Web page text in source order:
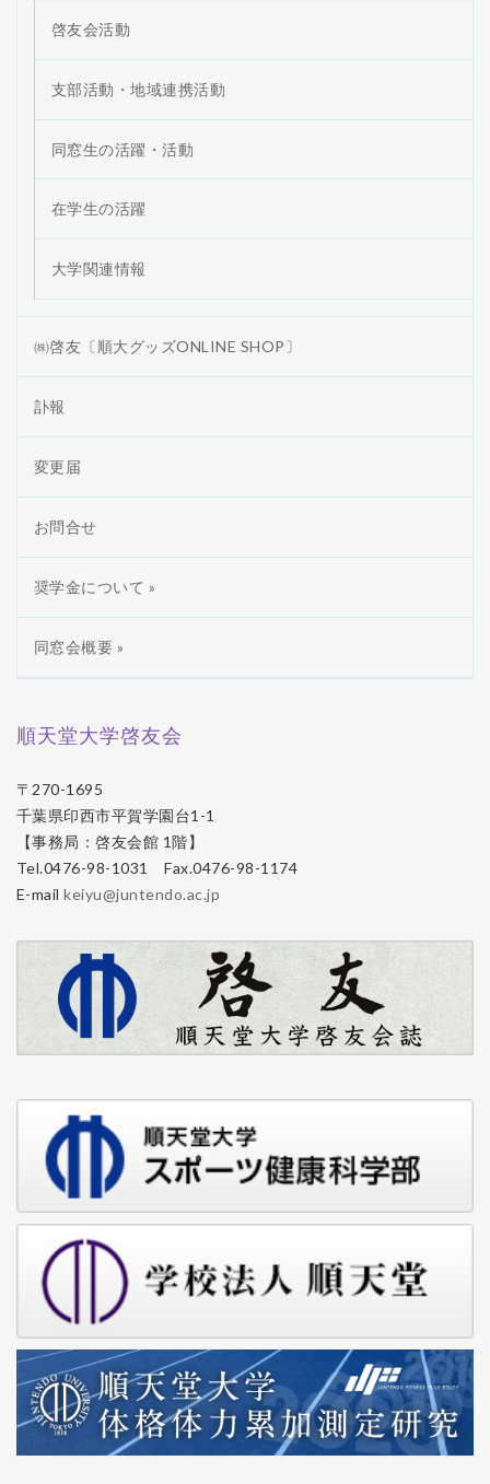
啓友会活動
支部活動・地域連携活動
同窓生の活躍・活動
在学生の活躍
大学関連情報
㈱啓友〔順大グッズONLINE SHOP〕
訃報
変更届
お問合せ
奨学金について »
同窓会概要 »
順天堂大学啓友会
〒270-1695
千葉県印西市平賀学園台1-1
【事務局：啓友会館 1階】
Tel.0476-98-1031 Fax.0476-98-1174
E-mailkeiyu@juntendo.ac.jp